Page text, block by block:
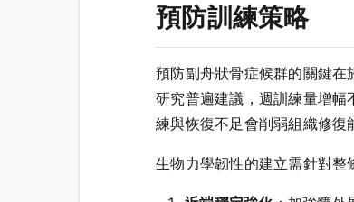
預防訓練策略
預防副舟狀骨症候群的關鍵在
研究普遍建議，週訓練量增幅
練與恢復不足會削弱組織修復
生物力學韌性的建立需針對整